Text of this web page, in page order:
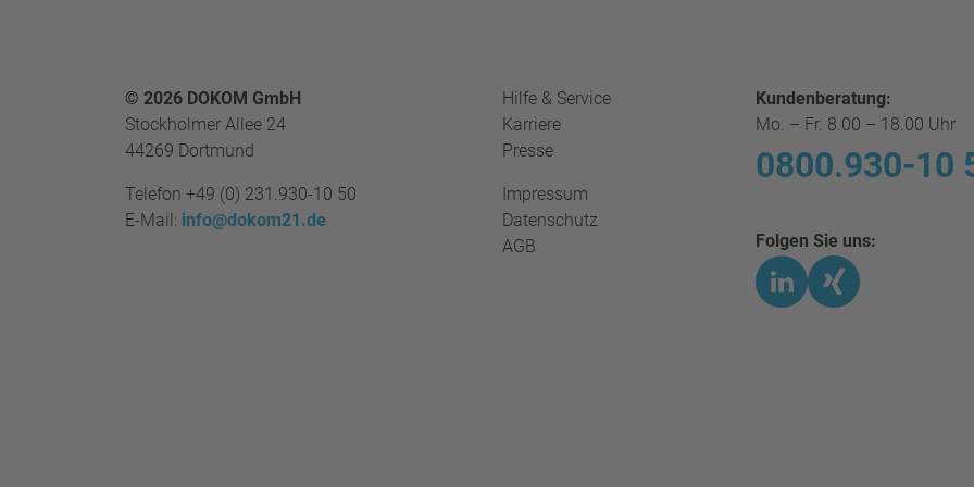
© 2026 DOKOM GmbH
Stockholmer Allee 24
44269 Dortmund
Telefon +49 (0) 231.930-10 50
E-Mail: info@dokom21.de
Hilfe & Service
Karriere
Presse
Impressum
Datenschutz
AGB
Kundenberatung:
Mo. – Fr. 8.00 – 18.00 Uhr
0800.930-10
Folgen Sie uns:
LinkedIn